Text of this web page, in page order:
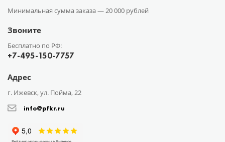
Минимальная сумма заказа — 20 000 рублей
Звоните
Бесплатно по РФ:
+7-495-150-7757
Адрес
г. Ижевск, ул. Пойма, 22
info@pfkr.ru